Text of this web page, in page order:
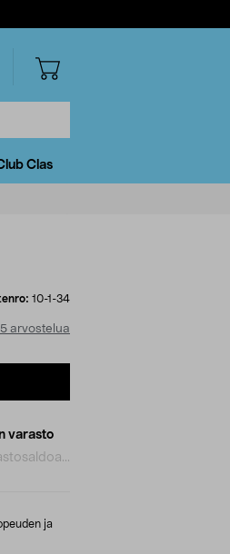
Clas
10-1-34
arvostelua
varasto
ja